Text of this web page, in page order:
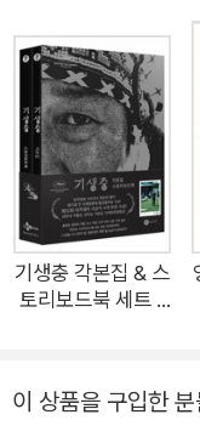
버트 다우니 주니어
어 지난 2021년 첫 개
부산)에서는, 그동안
업에서와 달리 인물
정물과 풍경이 담긴 사
상에서 찾아낸 생명력
다본 결과물들이다.
대로를 달린 것처럼 보
다. 1992년 데뷔작과
해 글을 쓰던 시절도
기생충 각본집 & 스
토리보드북 세트 -
이 상품을 구입한